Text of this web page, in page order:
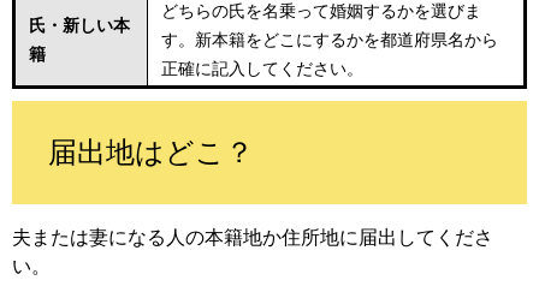
氏・新しい本
籍
どちらの氏を名乗って婚姻するかを選びま
す。新本籍をどこにするかを都道府県名から
正確に記入してください。
届出地はどこ？
夫または妻になる人の本籍地か住所地に届出してくださ
い。